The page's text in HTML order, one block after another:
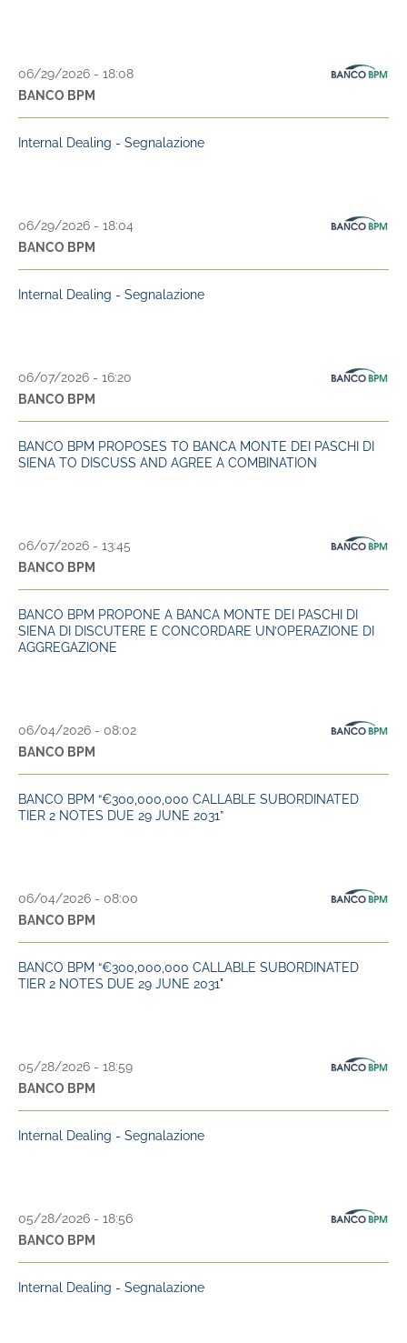
06/29/2026 - 18:08
BANCO BPM
Internal Dealing - Segnalazione
06/29/2026 - 18:04
BANCO BPM
Internal Dealing - Segnalazione
06/07/2026 - 16:20
BANCO BPM
BANCO BPM PROPOSES TO BANCA MONTE DEI PASCHI DI
SIENA TO DISCUSS AND AGREE A COMBINATION
06/07/2026 - 13:45
BANCO BPM
BANCO BPM PROPONE A BANCA MONTE DEI PASCHI DI
SIENA DI DISCUTERE E CONCORDARE UN’OPERAZIONE DI
AGGREGAZIONE
06/04/2026 - 08:02
BANCO BPM
BANCO BPM “€300,000,000 CALLABLE SUBORDINATED
TIER 2 NOTES DUE 29 JUNE 2031”
06/04/2026 - 08:00
BANCO BPM
BANCO BPM “€300,000,000 CALLABLE SUBORDINATED
TIER 2 NOTES DUE 29 JUNE 2031"
05/28/2026 - 18:59
BANCO BPM
Internal Dealing - Segnalazione
05/28/2026 - 18:56
BANCO BPM
Internal Dealing - Segnalazione